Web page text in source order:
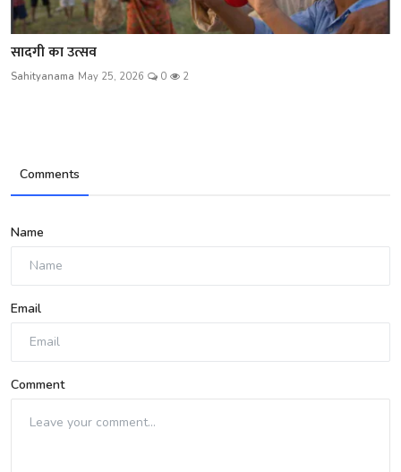
सादगी का उत्सव
Sahityanama May 25, 2026 0 2
Comments
Name
Email
Comment